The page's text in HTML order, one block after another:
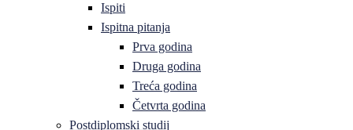
Ispiti
Ispitna pitanja
Prva godina
Druga godina
Treća godina
Četvrta godina
Postdiplomski studij